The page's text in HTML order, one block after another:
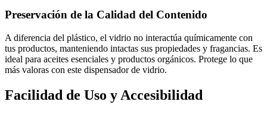
Preservación de la Calidad del Contenido
A diferencia del plástico, el vidrio no interactúa químicamente con
tus productos, manteniendo intactas sus propiedades y fragancias. Es
ideal para aceites esenciales y productos orgánicos. Protege lo que
más valoras con este dispensador de vidrio.
Facilidad de Uso y Accesibilidad